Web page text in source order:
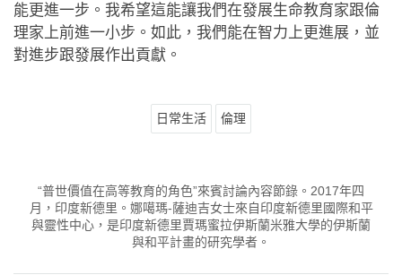
能更進一步。我希望這能讓我們在發展生命教育家跟倫
理家上前進一小步。如此，我們能在智力上更進展，並
對進步跟發展作出貢獻。
日常生活 倫理
“普世價值在高等教育的角色”來賓討論內容節錄。2017年四
月，印度新德里。娜噶瑪-薩迪吉女士來自印度新德里國際和平
與靈性中心，是印度新德里賈瑪蜜拉伊斯蘭米雅大學的伊斯蘭
與和平計畫的研究學者。